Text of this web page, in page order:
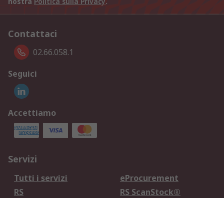
Contattaci
02.66.058.1
Seguici
Accettiamo
Servizi
Tutti i servizi
eProcurement
RS
RS ScanStock®